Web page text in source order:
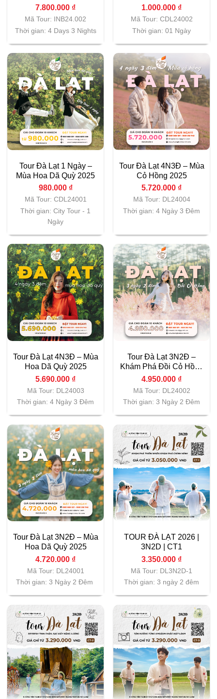
Best of Vietnam’s
Highlands
7.800.000 ₫
Mã Tour: INB24.002
Thời gian: 4 Days 3 Nights
1.000.000 ₫
Mã Tour: CDL24002
Thời gian: 01 Ngày
Tour Đà Lạt 1 Ngày –
Mùa Hoa Dã Quỳ 2025
980.000 ₫
Mã Tour: CDL24001
Thời gian: City Tour - 1
Ngày
Tour Đà Lạt 4N3Đ – Mùa
Cỏ Hồng 2025
5.720.000 ₫
Mã Tour: DL24004
Thời gian: 4 Ngày 3 Đêm
Tour Đà Lạt 4N3Đ – Mùa
Hoa Dã Quỳ 2025
5.690.000 ₫
Mã Tour: DL24003
Thời gian: 4 Ngày 3 Đêm
Tour Đà Lạt 3N2Đ –
Khám Phá Đồi Cỏ Hồng
2025
4.950.000 ₫
Mã Tour: DL24002
Thời gian: 3 Ngày 2 Đêm
Tour Đà Lạt 3N2Đ – Mùa
Hoa Dã Quỳ 2025
4.720.000 ₫
Mã Tour: DL24001
Thời gian: 3 Ngày 2 Đêm
TOUR ĐÀ LẠT 2026 |
3N2D | CT1
3.350.000 ₫
Mã Tour: DL3N2D-1
Thời gian: 3 ngày 2 đêm